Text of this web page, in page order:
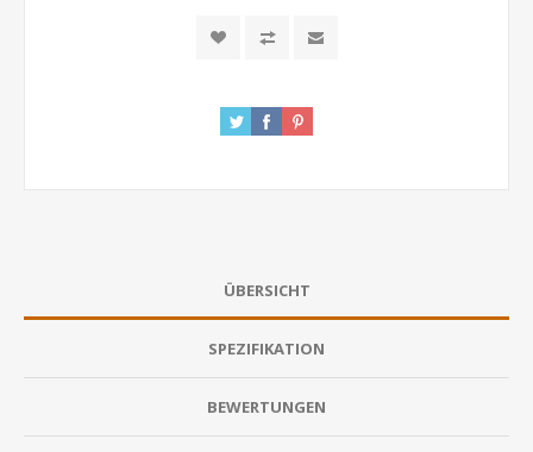
ÜBERSICHT
SPEZIFIKATION
BEWERTUNGEN